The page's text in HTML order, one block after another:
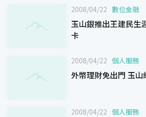
2008/04/22 數位金融
玉山銀推出王建民生
卡
2008/04/22 個人服務
外幣理財免出門 玉山
2008/04/22 個人服務